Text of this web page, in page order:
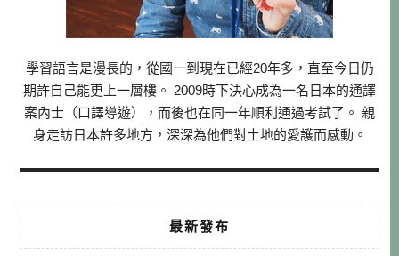
學習語言是漫長的，從國一到現在已經20年多，直至今日仍
期許自己能更上一層樓。 2009時下決心成為一名日本的通譯
案內士（口譯導遊），而後也在同一年順利通過考試了。 親
身走訪日本許多地方，深深為他們對土地的愛護而感動。
最新發布